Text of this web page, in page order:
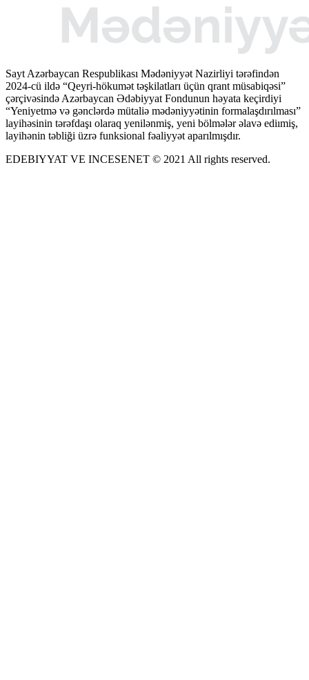
Sayt Azərbaycan Respublikası Mədəniyyət Nazirliyi tərəfindən
2024-cü ildə “Qeyri-hökumət təşkilatları üçün qrant müsabiqəsi”
çərçivəsində Azərbaycan Ədəbiyyat Fondunun həyata keçirdiyi
“Yeniyetmə və gənclərdə mütaliə mədəniyyətinin formalaşdırılması”
layihəsinin tərəfdaşı olaraq yenilənmiş, yeni bölmələr əlavə ediımiş,
layihənin təbliği üzrə funksional fəaliyyət aparılmışdır.
EDEBIYYAT VE INCESENET © 2021 All rights reserved.